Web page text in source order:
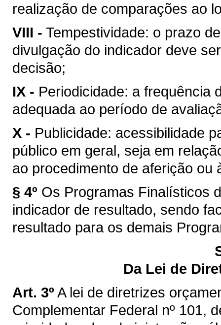
realização de comparações ao
VIII - Tempestividade: o prazo
divulgação do indicador deve
decisão;
IX - Periodicidade: a frequência
adequada ao período de
X - Publicidade: acessibilidade
público em geral, seja em
ao procedimento de aferição ou
§ 4º Os Programas Finalísticos
indicador de resultado, sendo
resultado para os demais
Da Lei de
Art. 3º A lei de diretrizes
Complementar Federal nº 101,